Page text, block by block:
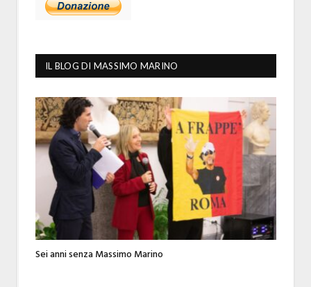
IL BLOG DI MASSIMO MARINO
Sei anni senza Massimo Marino